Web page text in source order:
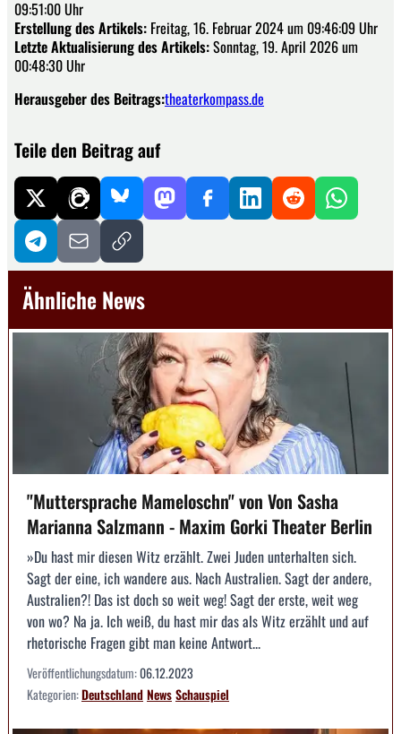
09:51:00 Uhr
Erstellung des Artikels: Freitag, 16. Februar 2024 um 09:46:09 Uhr
Letzte Aktualisierung des Artikels:Sonntag, 19. April 2026 um
00:48:30 Uhr
Herausgeber des Beitrags:theaterkompass.de
Teile den Beitrag auf
Ähnliche News
"Muttersprache Mameloschn" von Von Sasha
Marianna Salzmann - Maxim Gorki Theater Berlin
»Du hast mir diesen Witz erzählt. Zwei Juden unterhalten sich.
Sagt der eine, ich wandere aus. Nach Australien. Sagt der andere,
Australien?! Das ist doch so weit weg! Sagt der erste, weit weg
von wo? Na ja. Ich weiß, du hast mir das als Witz erzählt und auf
rhetorische Fragen gibt man keine Antwort...
Veröffentlichungsdatum:06.12.2023
Kategorien:DeutschlandNewsSchauspiel